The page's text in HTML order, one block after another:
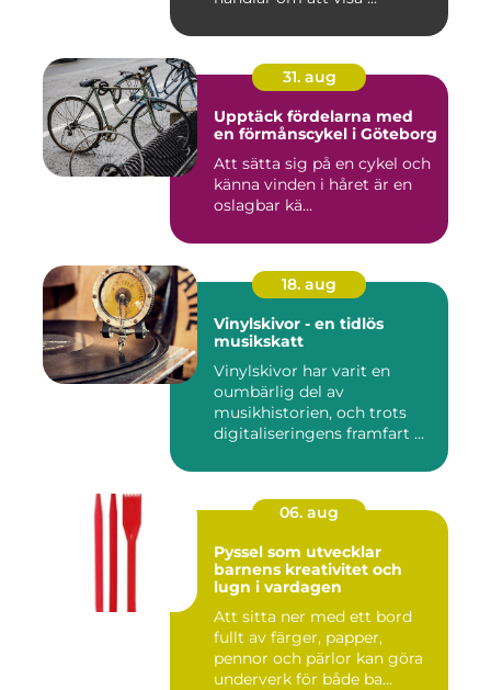
31. aug
Upptäck fördelarna med
en förmånscykel i Göteborg
Att sätta sig på en cykel och
känna vinden i håret är en
oslagbar kä...
18. aug
Vinylskivor - en tidlös
musikskatt
Vinylskivor har varit en
oumbärlig del av
musikhistorien, och trots
digitaliseringens framfart ...
06. aug
Pyssel som utvecklar
barnens kreativitet och
lugn i vardagen
Att sitta ner med ett bord
fullt av färger, papper,
pennor och pärlor kan göra
underverk för både ba...